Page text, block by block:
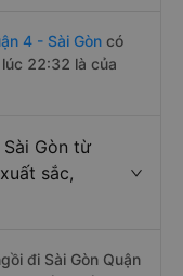
4 - Sài Gòn có
22:32 là của
Gòn từ
sắc,
đi Sài Gòn Quận